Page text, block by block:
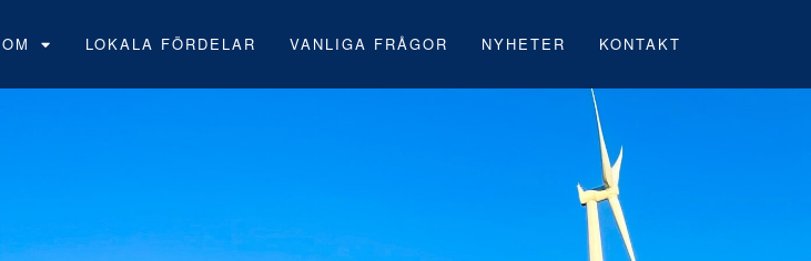
OM LOKALA FÖRDELAR VANLIGA FRÅGOR NYHETER KONTAKT